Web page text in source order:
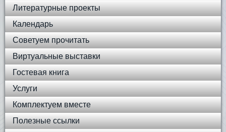
Литературные проекты
Календарь
Советуем прочитать
Виртуальные выставки
Гостевая книга
Услуги
Комплектуем вместе
Полезные ссылки